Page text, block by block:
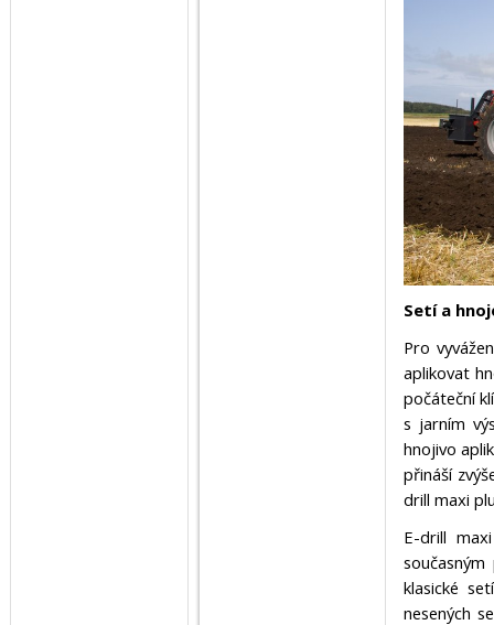
Setí a
Pro
aplikovat
počáteční
s jarním
hnojivo
přináší
drill maxi
E-drill
klasické
nesených